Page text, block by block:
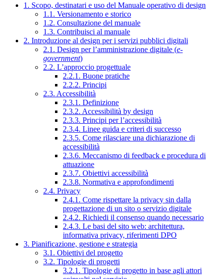
1. Scopo, destinatari e uso del Manuale operativo di design
1.1. Versionamento e storico
1.2. Consultazione del manuale
1.3. Contribuisci al manuale
2. Introduzione al design per i servizi pubblici digitali
2.1. Design per l’amministrazione digitale (e-
government)
2.2. L’approccio progettuale
2.2.1. Buone pratiche
2.2.2. Principi
2.3. Accessibilità
2.3.1. Definizione
2.3.2. Accessibilità by design
2.3.3. Principi per l’accessibilità
2.3.4. Linee guida e criteri di successo
2.3.5. Come rilasciare una dichiarazione di
accessibilità
2.3.6. Meccanismo di feedback e procedura di
attuazione
2.3.7. Obiettivi accessibilità
2.3.8. Normativa e approfondimenti
2.4. Privacy
2.4.1. Come rispettare la privacy sin dalla
progettazione di un sito o servizio digitale
2.4.2. Richiedi il consenso quando necessario
2.4.3. Le basi del sito web: architettura,
informativa privacy, riferimenti DPO
3. Pianificazione, gestione e strategia
3.1. Obiettivi del progetto
3.2. Tipologie di progetti
3.2.1. Tipologie di progetto in base agli attori